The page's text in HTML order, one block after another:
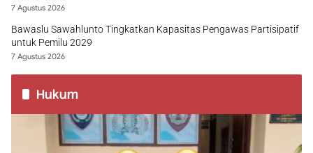
7 Agustus 2026
Bawaslu Sawahlunto Tingkatkan Kapasitas Pengawas Partisipatif
untuk Pemilu 2029
7 Agustus 2026
Hukum